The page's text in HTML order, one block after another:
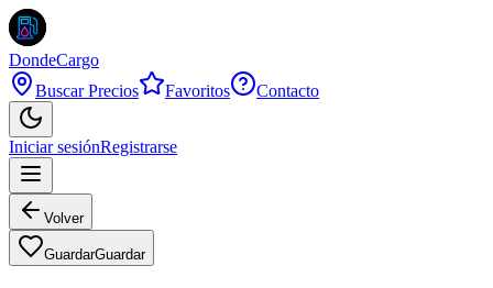
DondeCargo
Buscar Precios
Favoritos Contacto
Iniciar sesiónRegistrarse
Volver
GuardarGuardar